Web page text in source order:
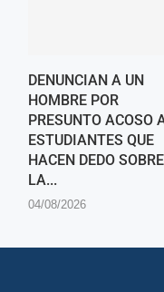
DENUNCIAN A UN
HOMBRE POR
PRESUNTO ACOSO
ESTUDIANTES QUE
HACEN DEDO SOBRE
LA...
04/08/2026